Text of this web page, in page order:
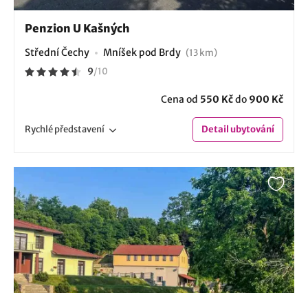
Penzion U Kašných
Střední Čechy Mníšek pod Brdy (13 km)
9/10
Cena od 550 Kčdo 900 Kč
Rychlépředstavení Detailubytování